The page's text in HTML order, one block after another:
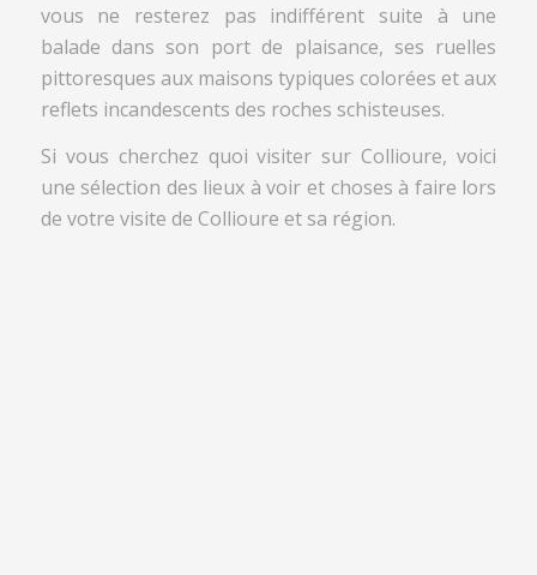
vous ne resterez pas indifférent suite à une
balade dans son port de plaisance, ses ruelles
pittoresques aux maisons typiques colorées et aux
reflets incandescents des roches schisteuses.
Si vous cherchez quoi visiter sur Collioure, voici
une sélection des lieux à voir et choses à faire lors
de votre visite de Collioure et sa région.